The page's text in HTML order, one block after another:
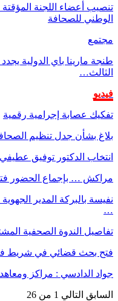
تنصيب أعضاء اللجنة
الوطني للصحافة
مجتمع
طنجة مارينا باي الدولية
الثالث…
فيديو
تفكيك عصابة إجرامية رقمية
بلاغ بشأن جدل تنظيم
انتخاب الدكتور توفيق
مراكش … بإجماع الحضور
نفيسة بالبركة المدير
…
تفاصيل الندوة الصحفية
فتح بحث قضائي في شريط
جواد الدادسي : مراكز
السابق التالي 1 من 26